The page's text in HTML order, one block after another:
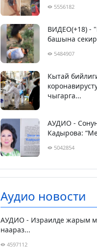
5556182
ВИДЕО(+18) -
башына
5484907
Кытай
чыгарга...
АУДИО -
Кадырова:
5042854
Аудио новости
АУДИО - Израилде жарым
наараз...
4597112